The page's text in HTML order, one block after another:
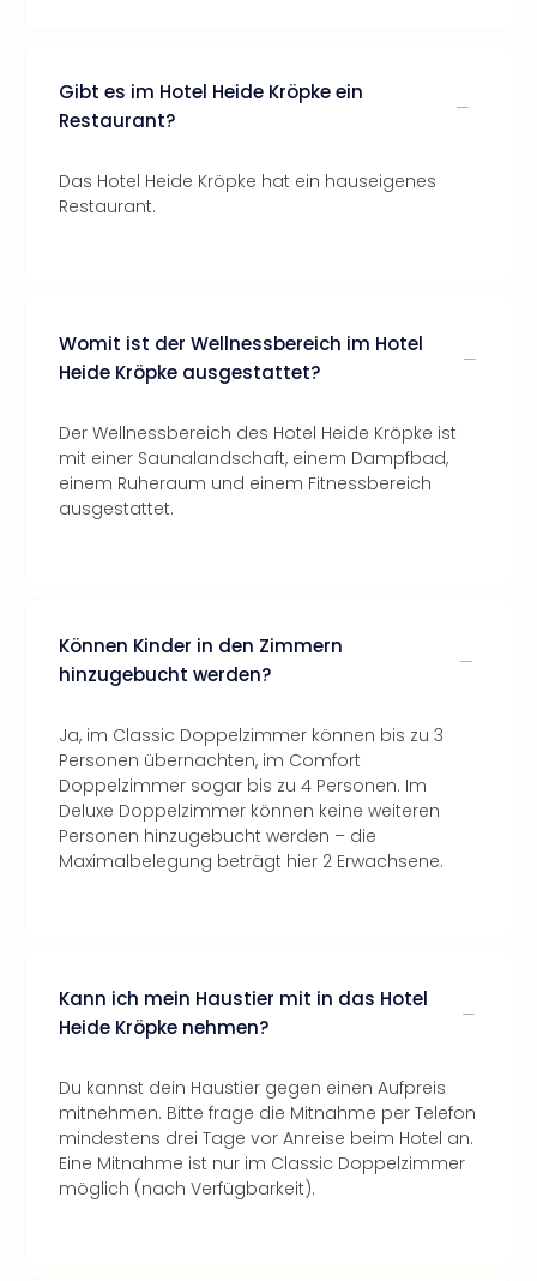
Gibt es im Hotel Heide Kröpke ein
Restaurant?
Das Hotel Heide Kröpke hat ein hauseigenes
Restaurant.
Womit ist der Wellnessbereich im Hotel
Heide Kröpke ausgestattet?
Der Wellnessbereich des Hotel Heide Kröpke ist
mit einer Saunalandschaft, einem Dampfbad,
einem Ruheraum und einem Fitnessbereich
ausgestattet.
Können Kinder in den Zimmern
hinzugebucht werden?
Ja, im Classic Doppelzimmer können bis zu 3
Personen übernachten, im Comfort
Doppelzimmer sogar bis zu 4 Personen. Im
Deluxe Doppelzimmer können keine weiteren
Personen hinzugebucht werden – die
Maximalbelegung beträgt hier 2 Erwachsene.
Kann ich mein Haustier mit in das Hotel
Heide Kröpke nehmen?
Du kannst dein Haustier gegen einen Aufpreis
mitnehmen. Bitte frage die Mitnahme per Telefon
mindestens drei Tage vor Anreise beim Hotel an.
Eine Mitnahme ist nur im Classic Doppelzimmer
möglich (nach Verfügbarkeit).